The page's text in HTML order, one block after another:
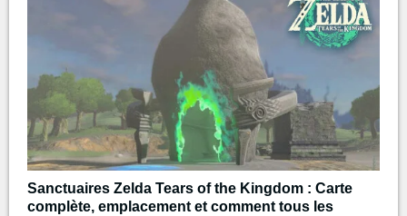
Sanctuaires Zelda Tears of the Kingdom : Carte
complète, emplacement et comment tous les